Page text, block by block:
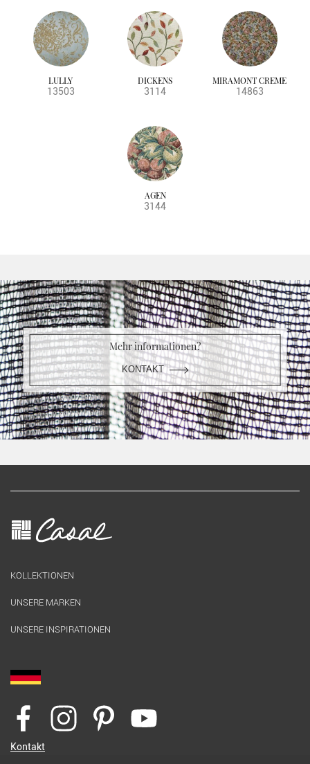
LULLY
13503
DICKENS
3114
MIRAMONT CREME
14863
AGEN
3144
Mehr informationen?
KONTAKT
KOLLEKTIONEN
UNSERE MARKEN
UNSERE INSPIRATIONEN
Kontakt